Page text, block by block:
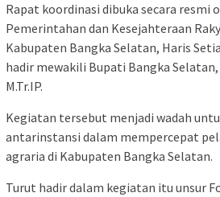
Rapat koordinasi dibuka secara resmi
Pemerintahan dan Kesejahteraan
Kabupaten Bangka Selatan, Haris
hadir mewakili Bupati Bangka Selatan,
M.Tr.IP.
Kegiatan tersebut menjadi wadah
antarinstansi dalam mempercepat
agraria di Kabupaten Bangka Selatan.
Turut hadir dalam kegiatan itu unsur